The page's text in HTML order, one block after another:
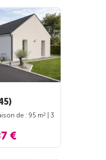
de : 95 m2
| 3
€